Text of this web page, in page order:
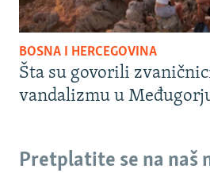
BOSNA I HERCEGOVINA
Šta su govorili
vandalizmu u
Pretplatite se na naš